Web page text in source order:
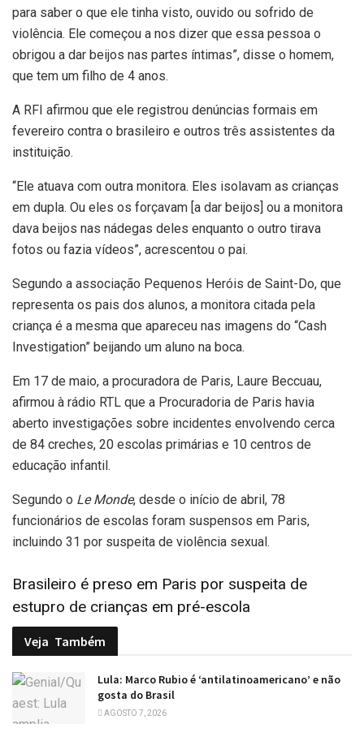
para saber o que ele tinha visto, ouvido ou sofrido de
violência. Ele começou a nos dizer que essa pessoa o
obrigou a dar beijos nas partes íntimas”, disse o homem,
que tem um filho de 4 anos.
A RFI afirmou que ele registrou denúncias formais em
fevereiro contra o brasileiro e outros três assistentes da
instituição.
“Ele atuava com outra monitora. Eles isolavam as crianças
em dupla. Ou eles os forçavam [a dar beijos] ou a monitora
dava beijos nas nádegas deles enquanto o outro tirava
fotos ou fazia vídeos”, acrescentou o pai.
Segundo a associação Pequenos Heróis de Saint-Do, que
representa os pais dos alunos, a monitora citada pela
criança é a mesma que apareceu nas imagens do “Cash
Investigation” beijando um aluno na boca.
Em 17 de maio, a procuradora de Paris, Laure Beccuau,
afirmou à rádio RTL que a Procuradoria de Paris havia
aberto investigações sobre incidentes envolvendo cerca
de 84 creches, 20 escolas primárias e 10 centros de
educação infantil.
Segundo o Le Monde, desde o início de abril, 78
funcionários de escolas foram suspensos em Paris,
incluindo 31 por suspeita de violência sexual.
Brasileiro é preso em Paris por suspeita de
estupro de crianças em pré-escola
Veja Também
Lula: Marco Rubio é ‘antilatinoamericano’ e não
gosta do Brasil
AGOSTO 7, 2026